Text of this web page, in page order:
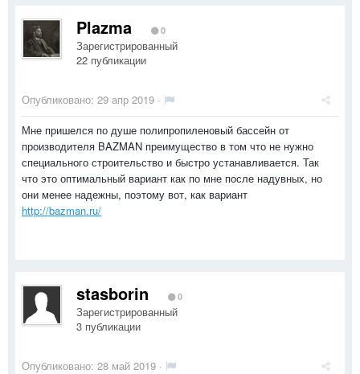
Plazma 0
Зарегистрированный
22 публикации
Опубликовано: 29 апр 2019 ·
Мне пришелся по душе полипропиленовый бассейн от
производителя BAZMAN преимущество в том что не нужно
специального строительство и быстро устанавливается. Так
что это оптимальный вариант как по мне после надувных, но
они менее надежны, поэтому вот, как вариант
http://bazman.ru/
stasborin 0
Зарегистрированный
3 публикации
Опубликовано: 28 май 2019 ·